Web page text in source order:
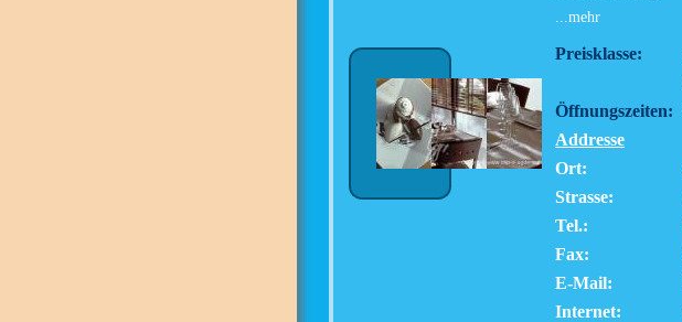
...mehr
Preisklasse:
Öffnungszeiten:
Addresse
Ort:
Strasse:
Tel.:
Fax:
E-Mail:
Internet: